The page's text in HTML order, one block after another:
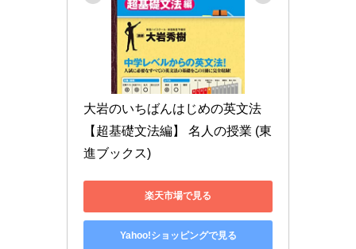
大岩のいちばんはじめの英文法
【超基礎文法編】 名人の授業 (東
進ブックス)
楽天市場で見る
Yahoo!ショッピングで見る